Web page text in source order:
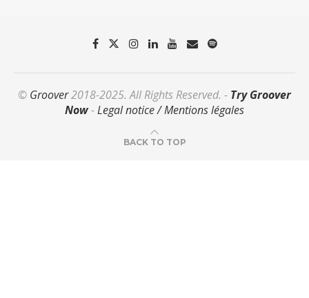
© Groover2018-2025. All Rights Reserved. - Try Groover
Now-Legal notice / Mentions légales
BACK TO TOP